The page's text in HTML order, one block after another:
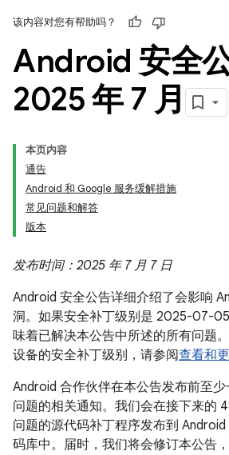
该内容对您有帮助吗？
Android 安全
2025 年 7 月
本页内容
通告
Android 和 Google 服务缓解措施
常见问题和解答
版本
发布时间：2025 年 7 月 7 日
Android 安全公告详细介绍了会影响
洞。如果安全补丁级别是 2025-07-
味着已解决本公告中所述的所有问题
设备的安全补丁级别，请参阅查看和
Android 合作伙伴在本公告发布前至
问题的相关通知。我们会在接下来的
问题的源代码补丁程序发布到
码库中。届时，我们将会修订本公告